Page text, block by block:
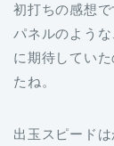
初打ちの感想で
パネルのような
に期待してい
たね。
出玉スピードは